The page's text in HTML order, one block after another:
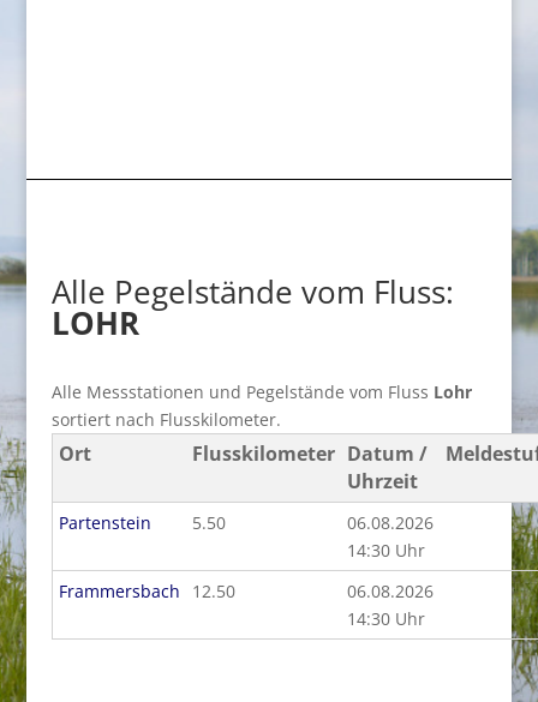
Alle Pegelstände vom Fluss:
LOHR
Alle Messstationen und Pegelstände vom Fluss Lohr
sortiert nach Flusskilometer.
Ort Flusskilometer Datum /
Uhrzeit
Partenstein 5.50
06.08.2026
14:30 Uhr
Frammersbach
12.50
06.08.2026
14:30 Uhr